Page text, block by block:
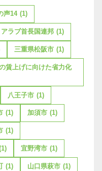
声14 (1)
アラブ首長国連邦 (1)
三重県松阪市 (1)
賃上げに向けた省力化
八王子市 (1)
(1) 加須市 (1)
(1)
宜野湾市 (1)
(1) 山口県萩市 (1)